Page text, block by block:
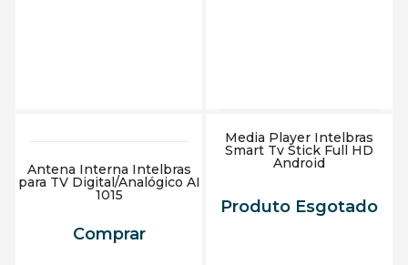
Antena Interna Intelbras
para TV Digital/Analógico AI
1015
Comprar
Media Player Intelbras
Smart Tv Stick Full HD
Android
Produto Esgotado